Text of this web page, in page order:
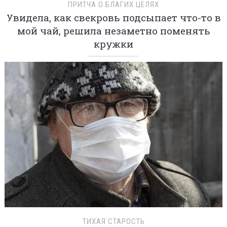
ПРИТЧА О БЛАГИХ ЦЕЛЯХ
Увидела, как свекровь подсыпает что-то в
мой чай, решила незаметно поменять
кружки
ТИХАЯ СТАРОСТЬ